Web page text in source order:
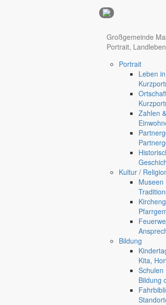
Regional werben auf markersdorf.de!
Großgemeinde
Portrait,
Portrait
Leben
Zahlen
Kultur /
Museen
Bildung
Kita,
Schulen
Bildung
Ortschaftsratssitzung in
Deutsch-Paulsdorf
Diese Veranstaltung hat bereits stattgefunden.